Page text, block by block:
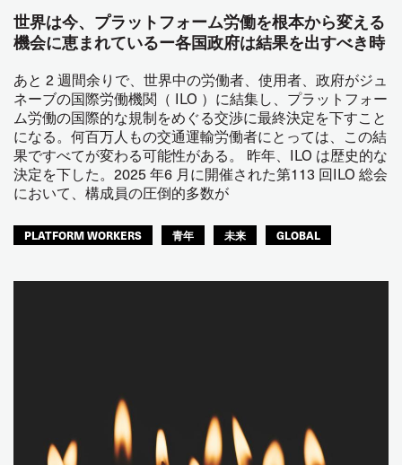
世界は今、プラットフォーム労働を根本から変える
機会に恵まれているー各国政府は結果を出すべき時
あと 2 週間余りで、世界中の労働者、使用者、政府がジュ
ネーブの国際労働機関（ ILO ）に結集し、プラットフォー
ム労働の国際的な規制をめぐる交渉に最終決定を下すこと
になる。何百万人もの交通運輸労働者にとっては、この結
果ですべてが変わる可能性がある。 昨年、ILO は歴史的な
決定を下した。2025 年6 月に開催された第113 回ILO 総会
において、構成員の圧倒的多数が
PLATFORM WORKERS 青年 未来 GLOBAL